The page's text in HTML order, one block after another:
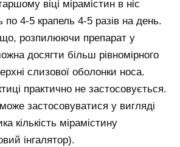
віці мірамістин в ніс
по 4-5 крапель 4-5 разів на день.
розпилюючи препарат у
досягти більш рівномірного
слизової оболонки носа.
практично не застосовується.
застосовуватися у вигляді
кількість мірамістину
інгалятор).